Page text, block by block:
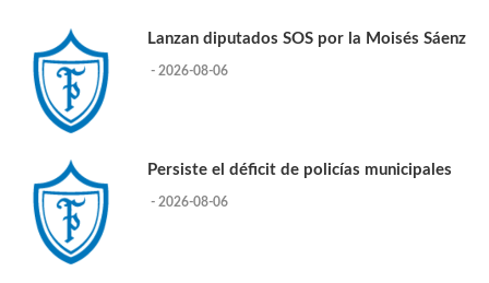
Lanzan diputados SOS por la Moisés Sáenz
- 2026-08-06
Persiste el déficit de policías municipales
- 2026-08-06